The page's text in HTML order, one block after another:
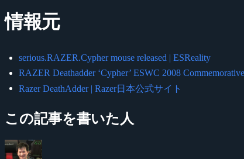
情報元
serious.RAZER.Cypher mouse released | ESReality
RAZER Deathadder ‘Cypher’ ESWC 2008
Razer DeathAdder | Razer日本公式サイト
この記事を書いた人